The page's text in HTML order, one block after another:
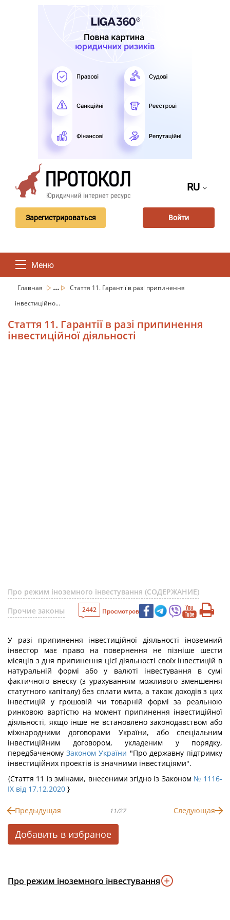
RU
Зарегистрироваться Войти
Меню
Главная ...
Стаття 11. Гарантії в разі припинення
інвестиційно...
Стаття 11. Гарантії в разі припинення
інвестиційної діяльності
Про режим іноземного інвестування (СОДЕРЖАНИЕ)
Прочие законы
2442 Просмотров
У разі припинення інвестиційної діяльності іноземний
інвестор має право на повернення не пізніше шести
місяців з дня припинення цієї діяльності своїх інвестицій в
натуральній формі або у валюті інвестування в сумі
фактичного внеску (з урахуванням можливого зменшення
статутного капіталу) без сплати мита, а також доходів з цих
інвестицій у грошовій чи товарній формі за реальною
ринковою вартістю на момент припинення інвестиційної
діяльності, якщо інше не встановлено законодавством або
міжнародними договорами України, або спеціальним
інвестиційним договором, укладеним у порядку,
передбаченомуЗаконом України "Про державну підтримку
інвестиційних проектів із значними інвестиціями".
{Стаття 11 із змінами, внесеними згідно із Законом № 1116-
IX від 17.12.2020 }
Предыдущая 11/27 Следующая
Добавить в избраное
Про режим іноземного інвестування